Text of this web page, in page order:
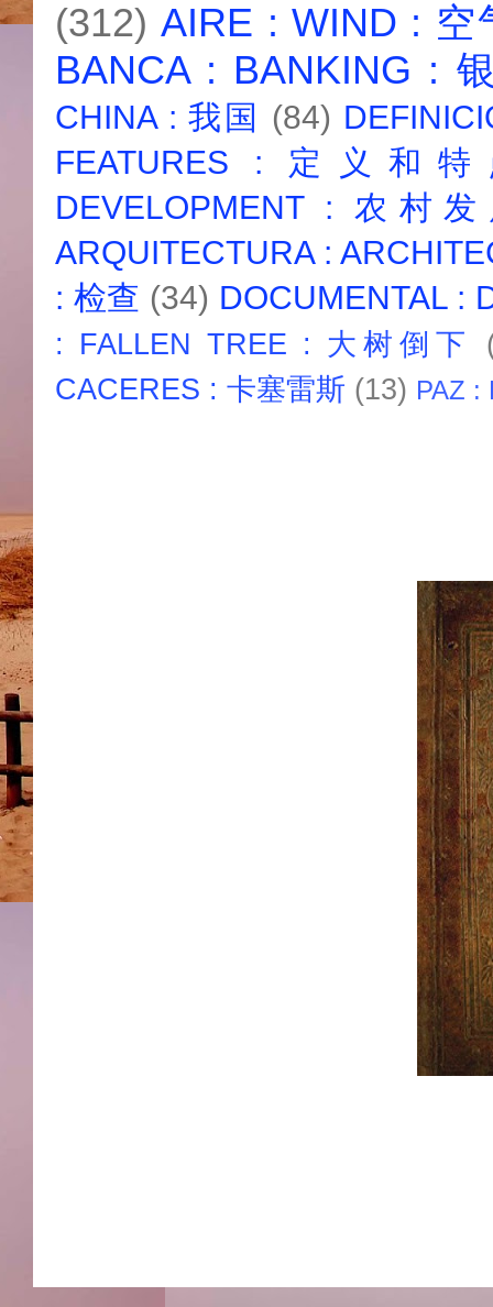
(312) AIRE : WIND : 空
BANCA : BANKING :
CHINA : 我国 (84)
FEATURES : 定义和
DEVELOPMENT : 农村
ARQUITECTURA :
: 检查 (34) DOCUMENTAL :
: FALLEN TREE : 大树倒下
CACERES : 卡塞雷斯 (13) PAZ :